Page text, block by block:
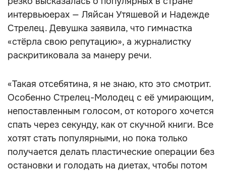
интервьюерах — Ляйсан Утяшевой и Надежде
Стрелец. Девушка заявила, что гимнастка
«стёрла свою репутацию», а журналистку
раскритиковала за манеру речи.
«Такая отсебятина, я не знаю, кто это смотрит.
Особенно Стрелец-Молодец с её умирающим,
непоставленным голосом, от которого хочется
спать через секунду, как от скучной книги. Все
хотят стать популярными, но пока только
получается делать пластические операции без
остановки и голодать на диетах, чтобы потом